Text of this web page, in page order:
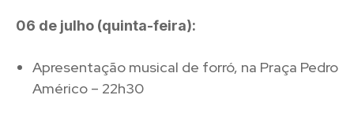
06 de julho (quinta-feira):
Apresentação musical de forró, na Praça Pedro
Américo – 22h30